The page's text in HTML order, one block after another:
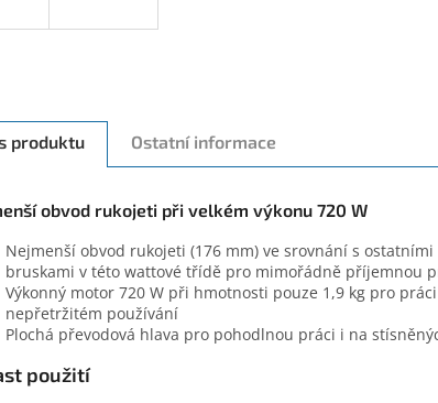
produktu Ostatní informace
obvod rukojeti při velkém výkonu 720 W
Nejmenší obvod rukojeti (176 mm) ve srovnání s
bruskami v této wattové třídě pro mimořádně příjemnou
Výkonný motor 720 W při hmotnosti pouze 1,9 kg pro
nepřetržitém používání
Plochá převodová hlava pro pohodlnou práci i na
použití